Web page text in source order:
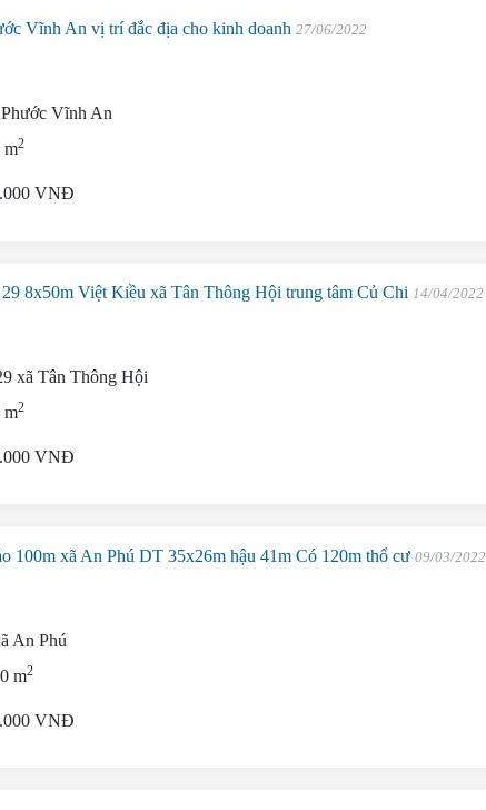
Vĩnh An vị trí đắc địa cho kinh doanh 27/06/2022
Vĩnh An
m2
VNĐ
8x50m Việt Kiều xã Tân Thông Hội trung tâm Củ Chi 14/04/2022
xã Tân Thông Hội
m2
VNĐ
100m xã An Phú DT 35x26m hậu 41m Có 120m thổ cư09/03/2022
An Phú
m2
VNĐ